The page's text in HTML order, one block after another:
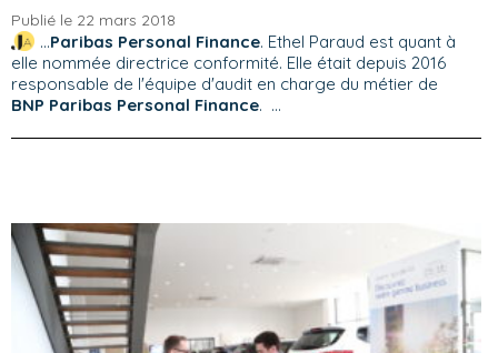
Publié le 22 mars 2018
...Paribas Personal Finance. Ethel Paraud est quant à
elle nommée directrice conformité. Elle était depuis 2016
responsable de l'équipe d'audit en charge du métier de
BNP Paribas Personal Finance. ...